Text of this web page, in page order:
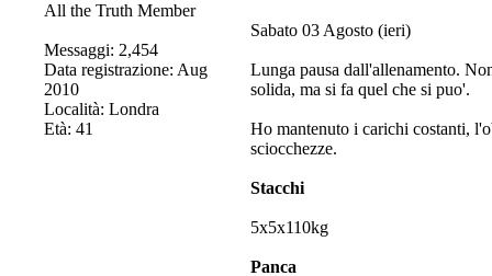
All the Truth Member
Messaggi: 2,454
Data registrazione: Aug
2010
Località: Londra
Età: 41
Sabato 03 Agosto (ieri)
Lunga pausa dall'allenamento.
solida, ma si fa quel che si puo'.
Ho mantenuto i carichi costanti,
sciocchezze.
Stacchi
5x5x110kg
Panca